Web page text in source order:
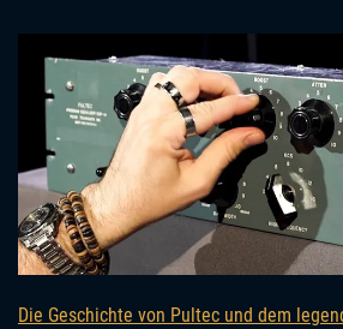
Die Geschichte von Pultec und dem